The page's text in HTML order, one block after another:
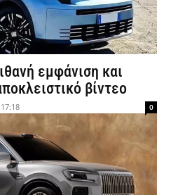
εμφάνιση και
βίντεο
0